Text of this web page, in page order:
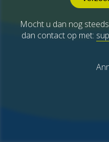
Mocht u dan nog
dan contact op met: